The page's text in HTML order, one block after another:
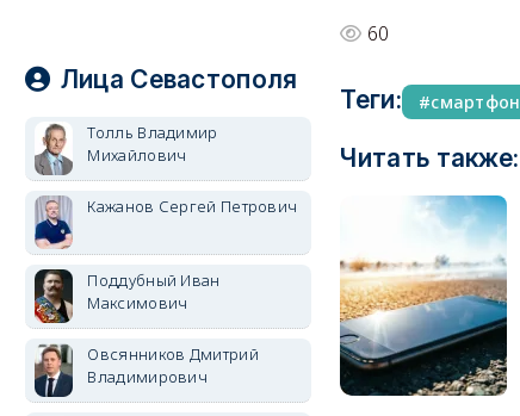
60
Теги: смартфон
Читать также:
Лица Севастополя
Толль Владимир
Михайлович
Кажанов Сергей Петрович
Поддубный Иван
Максимович
Овсянников Дмитрий
Владимирович